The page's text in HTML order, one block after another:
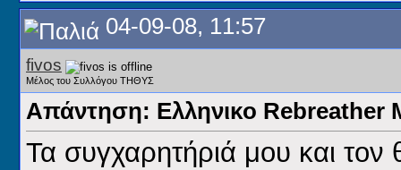
04-09-08, 11:57
fivos
Μέλος του Συλλόγου ΤΗΘΥΣ
Απάντηση: Ελληνικο Rebreather
Τα συγχαρητήριά μου και